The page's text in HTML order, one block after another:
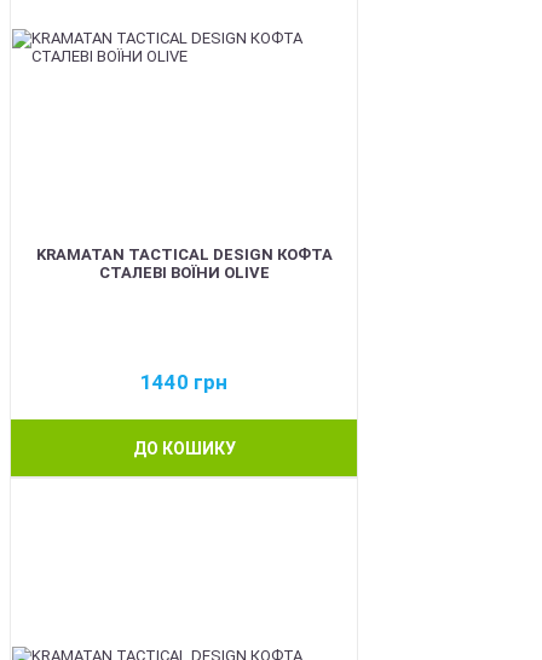
KRAMATAN TACTICAL DESIGN КОФТА
СТАЛЕВІ ВОЇНИ OLIVE
1440 грн
ДО КОШИКУ